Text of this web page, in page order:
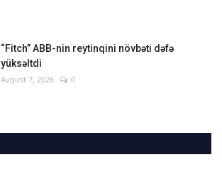
“Fitch” ABB-nin reytinqini növbəti dəfə
yüksəltdi
Avqust 7, 2026 0